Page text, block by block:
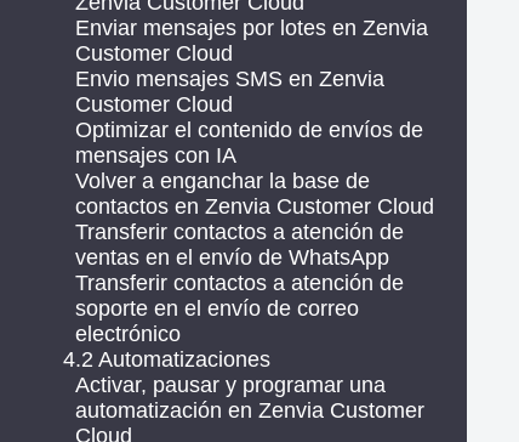
Enviar mensajes por lotes en Zenvia
Customer Cloud
Envio mensajes SMS en Zenvia
Customer Cloud
Optimizar el contenido de envíos de
mensajes con IA
Volver a enganchar la base de
contactos en Zenvia Customer Cloud
Transferir contactos a atención de
ventas en el envío de WhatsApp
Transferir contactos a atención de
soporte en el envío de correo
electrónico
4.2 Automatizaciones
Activar, pausar y programar una
automatización en Zenvia Customer
Cloud